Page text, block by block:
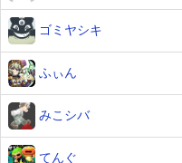
ゴミヤシキ
ふぃん
みこシバ
てんぐ